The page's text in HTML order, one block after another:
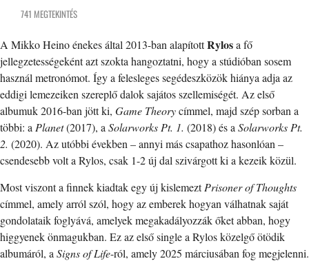
741 MEGTEKINTÉS
A Mikko Heino énekes által 2013-ban alapítottRylosa fő
jellegzetességeként azt szokta hangoztatni, hogy a stúdióban sosem
használ metronómot. Így a felesleges segédeszközök hiánya adja az
eddigi lemezeiken szereplő dalok sajátos szellemiségét. Az első
albumuk 2016-ban jött ki, Game Theorycímmel, majd szép sorban a
többi: a Planet(2017), a Solarworks Pt. 1. (2018) és a Solarworks Pt.
2. (2020). Az utóbbi években – annyi más csapathoz hasonlóan –
csendesebb volt a Rylos, csak 1-2 új dal szivárgott ki a kezeik közül.
Most viszont a finnek kiadtak egy új kislemeztPrisoner of Thoughts
címmel, amely arról szól, hogy az emberek hogyan válhatnak saját
gondolataik foglyává, amelyek megakadályozzák őket abban, hogy
higgyenek önmagukban. Ez az első single a Rylos közelgő ötödik
albumáról, a Signs of Life-ról, amely 2025 márciusában fog megjelenni.